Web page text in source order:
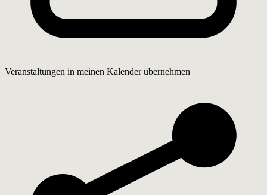
Veranstaltungen in meinen Kalender übernehmen